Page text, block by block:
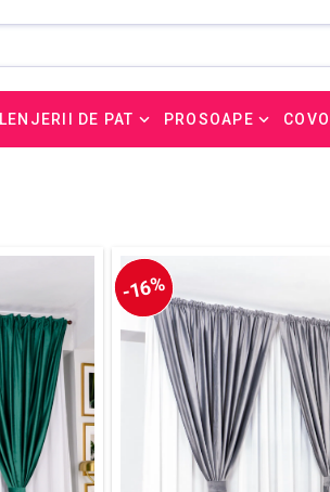
LENJERII DE PAT PROSOAPE
-16%